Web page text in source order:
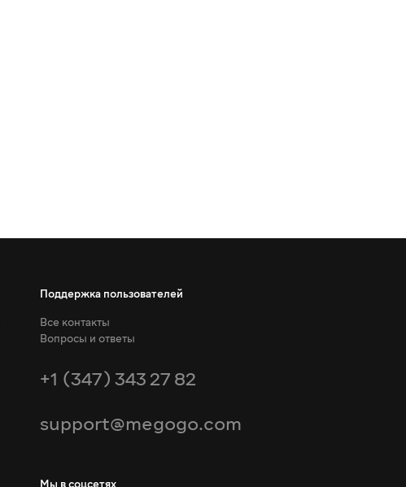
Поддержка пользователей
Все контакты
Вопросы и ответы
+1 (347) 343 27 82
support@megogo.com